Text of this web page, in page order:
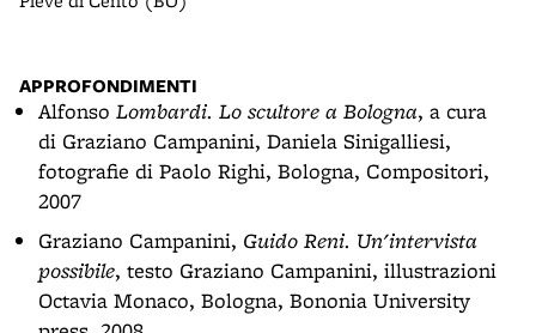
APPROFONDIMENTI
Alfonso Lombardi. Lo scultore a Bologna, a cura
di Graziano Campanini, Daniela Sinigalliesi,
fotografie di Paolo Righi, Bologna, Compositori,
2007
Graziano Campanini, Guido Reni. Un'intervista
possibile, testo Graziano Campanini, illustrazioni
Octavia Monaco, Bologna, Bononia University